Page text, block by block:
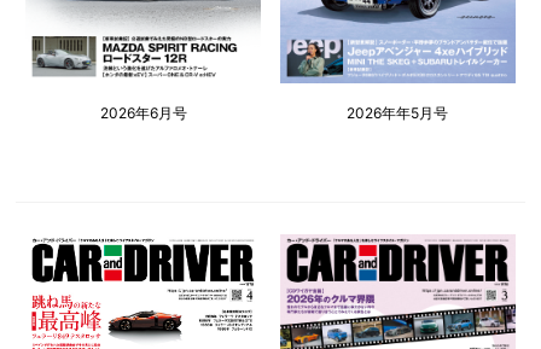
2026年6月号 2026年年5月号